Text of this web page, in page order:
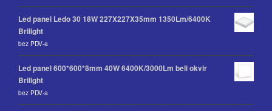
Led panel Ledo 30 18W 227X227X35mm 1350Lm/6400K
Brilight
bez PDV-a
Led panel 600*600*8mm 40W 6400K/3000Lm beli okvir
Brilight
bez PDV-a